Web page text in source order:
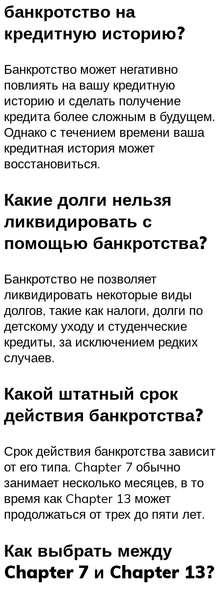
банкротство на
кредитную историю?
Банкротство может негативно
повлиять на вашу кредитную
историю и сделать получение
кредита более сложным в будущем.
Однако с течением времени ваша
кредитная история может
восстановиться.
Какие долги нельзя
ликвидировать с
помощью банкротства?
Банкротство не позволяет
ликвидировать некоторые виды
долгов, такие как налоги, долги по
детскому уходу и студенческие
кредиты, за исключением редких
случаев.
Какой штатный срок
действия банкротства?
Срок действия банкротства зависит
от его типа. Chapter 7 обычно
занимает несколько месяцев, в то
время как Chapter 13 может
продолжаться от трех до пяти лет.
Как выбрать между
Chapter 7 и Chapter 13?